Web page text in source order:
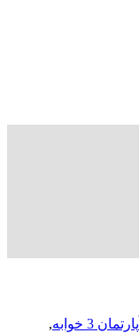
آپارتمان 3 خوابه
,